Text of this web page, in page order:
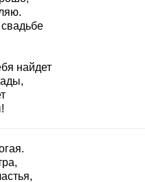
найдет